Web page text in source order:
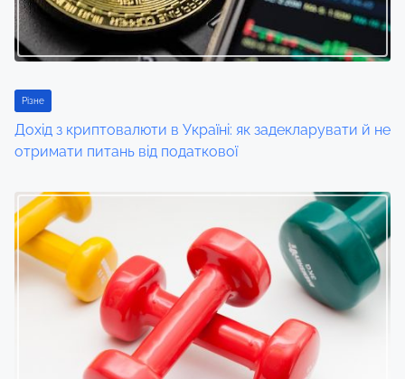
g
a
t
i
o
n
Різне
Дохід з криптовалюти в Україні: як задекларувати й не
отримати питань від податкової